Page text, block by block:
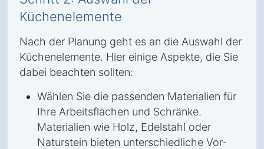
Küchenelemente
Nach der Planung geht es an die Auswahl der
Küchenelemente. Hier einige Aspekte, die Sie
dabei beachten sollten:
Wählen Sie die passenden Materialien für
Ihre Arbeitsflächen und Schränke.
Materialien wie Holz, Edelstahl oder
Naturstein bieten unterschiedliche Vor-